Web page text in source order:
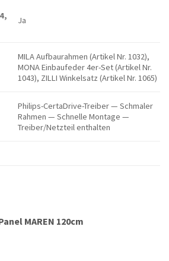
Ja
MILA Aufbaurahmen (Artikel Nr. 1032),
MONA Einbaufeder 4er-Set (Artikel Nr.
1043), ZILLI Winkelsatz (Artikel Nr. 1065)
Philips-CertaDrive-Treiber — Schmaler
Rahmen — Schnelle Montage —
Treiber/Netzteil enthalten
MAREN 120cm